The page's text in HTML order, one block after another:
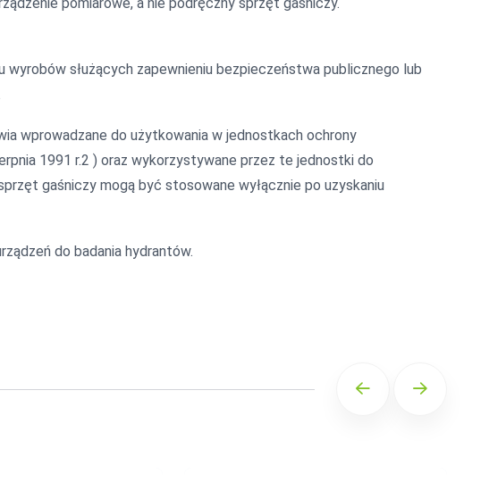
pomiarowe, a nie podręczny sprzęt gaśniczy.
służących zapewnieniu bezpieczeństwa publicznego lub
wprowadzane do użytkowania w jednostkach ochrony
1991 r.2 ) oraz wykorzystywane przez te jednostki do
gaśniczy mogą być stosowane wyłącznie po uzyskaniu
do badania hydrantów.